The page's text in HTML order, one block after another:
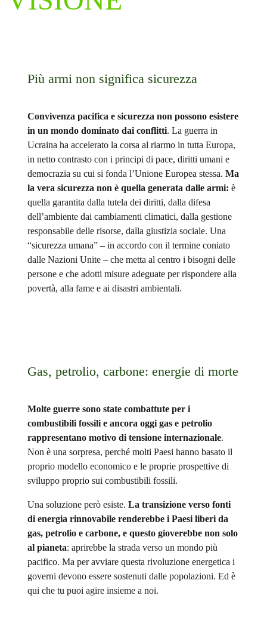
Più armi non significa sicurezza
Convivenza pacifica e sicurezza non possono esistere
in un mondo dominato dai conflitti. La guerra in
Ucraina ha accelerato la corsa al riarmo in tutta Europa,
in netto contrasto con i principi di pace, diritti umani e
democrazia su cui si fonda l’Unione Europea stessa. Ma
la vera sicurezza non è quella generata dalle armi: è
quella garantita dalla tutela dei diritti, dalla difesa
dell’ambiente dai cambiamenti climatici, dalla gestione
responsabile delle risorse, dalla giustizia sociale. Una
“sicurezza umana” – in accordo con il termine coniato
dalle Nazioni Unite – che metta al centro i bisogni delle
persone e che adotti misure adeguate per rispondere alla
povertà, alla fame e ai disastri ambientali.
Gas, petrolio, carbone: energie di morte
Molte guerre sono state combattute per i
combustibili fossili e ancora oggi gas e petrolio
rappresentano motivo di tensione internazionale.
Non è una sorpresa, perché molti Paesi hanno basato il
proprio modello economico e le proprie prospettive di
sviluppo proprio sui combustibili fossili.
Una soluzione però esiste. La transizione verso fonti
di energia rinnovabile renderebbe i Paesi liberi da
gas, petrolio e carbone, e questo gioverebbe non solo
al pianeta: aprirebbe la strada verso un mondo più
pacifico. Ma per avviare questa rivoluzione energetica i
governi devono essere sostenuti dalle popolazioni. Ed è
qui che tu puoi agire insieme a noi.